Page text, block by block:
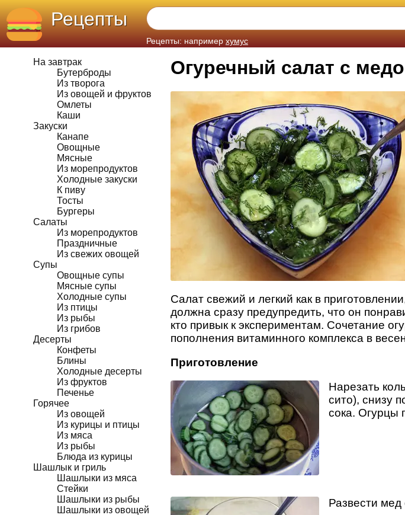
Рецепты
Рецепты: например хумус
На завтрак
Бутерброды
Из творога
Из овощей и фруктов
Омлеты
Каши
Закуски
Канапе
Овощные
Мясные
Из морепродуктов
Холодные закуски
К пиву
Тосты
Бургеры
Салаты
Из морепродуктов
Праздничные
Из свежих овощей
Супы
Овощные супы
Мясные супы
Холодные супы
Из птицы
Из рыбы
Из грибов
Десерты
Конфеты
Блины
Холодные десерты
Из фруктов
Печенье
Горячее
Из овощей
Из курицы и птицы
Из мяса
Из рыбы
Блюда из курицы
Шашлык и гриль
Шашлыки из мяса
Стейки
Шашлыки из рыбы
Шашлыки из овощей
Огуречный салат с
Салат свежий и легкий как в
должна сразу предупредить, что он
кто привык к экспериментам. Сочетание
пополнения витаминного комплекса в
Приготовление
Нарезать
сито), снизу
сока. Огурцы
Развести